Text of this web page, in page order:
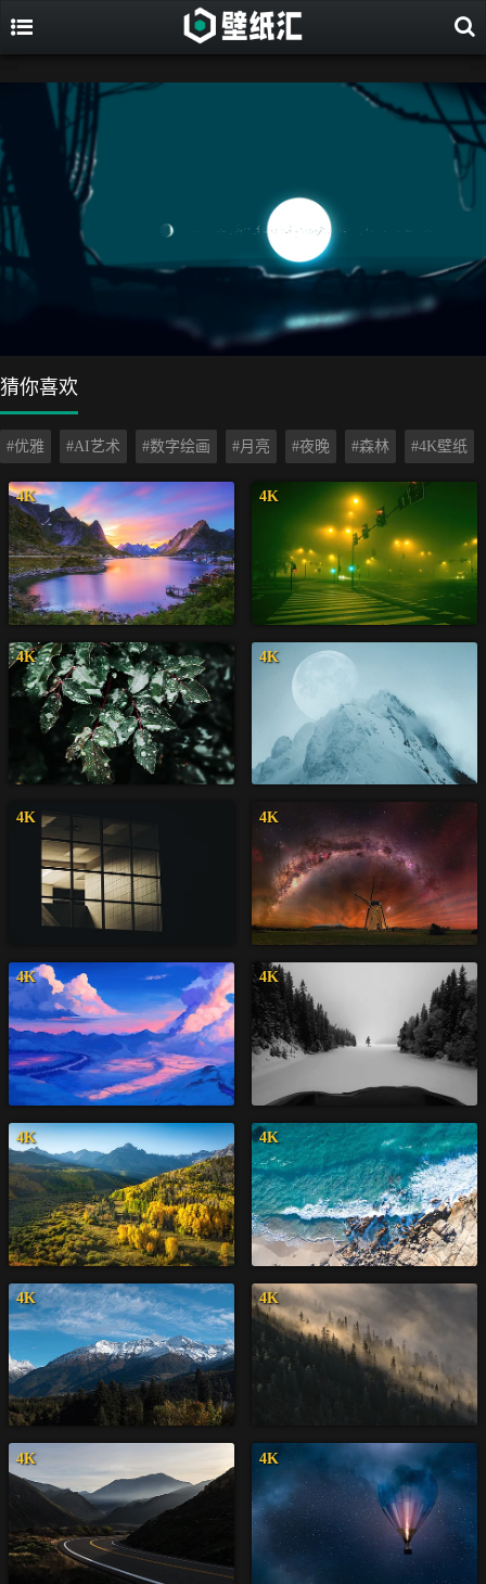
猜你喜欢
#优雅 #AI艺术 #数字绘画 #月亮 #夜晚 #森林 #4K壁纸
4K 4K
4K 4K
4K 4K
4K 4K
4K 4K
4K 4K
4K 4K